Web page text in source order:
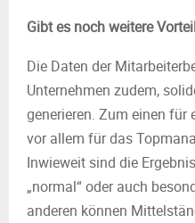
Gibt es noch weitere
Die Daten der
Unternehmen zudem,
generieren. Zum einen für
vor allem für das
Inwieweit sind die
„normal“ oder auch
anderen können